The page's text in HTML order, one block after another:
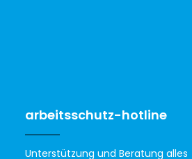
arbeitsschutz-hotline
Unterstützung und Beratung alles